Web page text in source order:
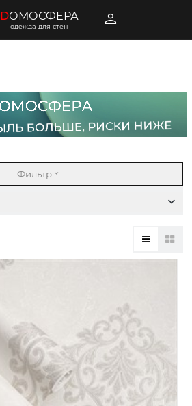
DОМОСФЕРА
одежда для стен
Фильтр